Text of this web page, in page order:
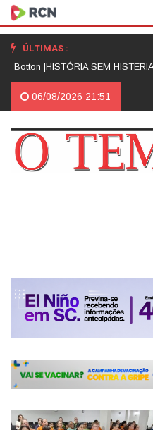
ÚLTIMAS :
Botton |HISTÓRIA SEM HISTERIA |
06/08/2026 21:51